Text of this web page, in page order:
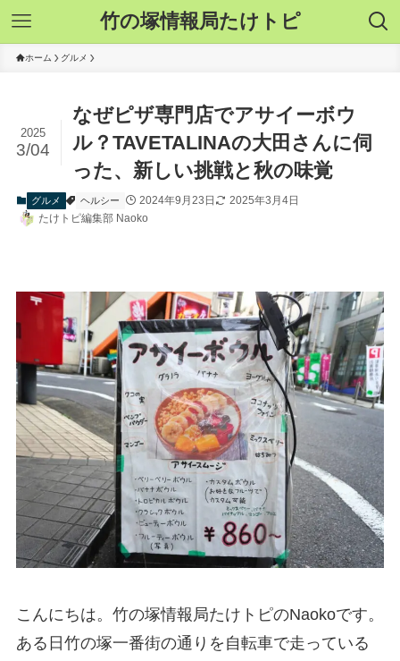
竹の塚情報局たけトピ
ホーム グルメ
なぜピザ専門店でアサイーボウ
ル？TAVETALINAの大田さんに伺
った、新しい挑戦と秋の味覚
2025
3/04
グルメ ヘルシー 2024年9月23日
2025年3月4日
たけトピ編集部 Naoko
こんにちは。竹の塚情報局たけトピのNaokoです。
ある日竹の塚一番街の通りを自転車で走っている